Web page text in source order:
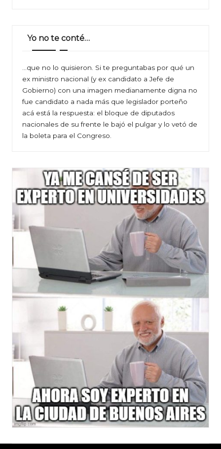
Yo no te conté…
…que no lo quisieron. Si te preguntabas por qué un
ex ministro nacional (y ex candidato a Jefe de
Gobierno) con una imagen medianamente digna no
fue candidato a nada más que legislador porteño
acá está la respuesta: el bloque de diputados
nacionales de su frente le bajó el pulgar y lo vetó de
la boleta para el Congreso.